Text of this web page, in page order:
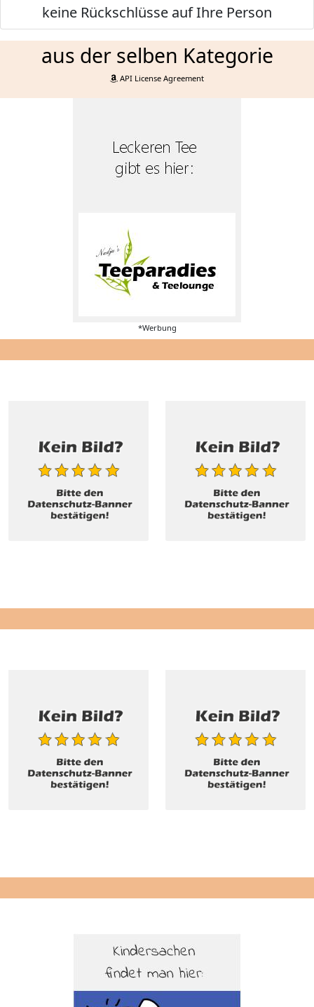
keine Rückschlüsse auf Ihre Person
aus der selben Kategorie
API License Agreement
*Werbung